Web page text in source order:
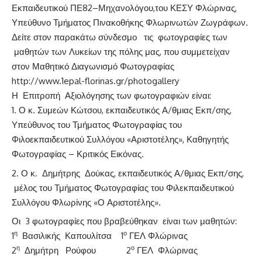
Εκπαιδευτικού ΠΕ82–Μηχανολόγου,του ΚΕΣΥ Φλώρινας,
Υπεύθυνο Τμήματος Πινακοθήκης Φλωρινωτών Ζωγράφων.
Δείτε στον παρακάτω σύνδεσμο
τις φωτογραφίες των
μαθητών των Λυκείων της πόλης μας, που συμμετείχαν
στον Μαθητικό Διαγωνισμό Φωτογραφίας
http://www.1epal-florinas.gr/photogallery
Η Επιτροπή Αξιολόγησης των φωτογραφιών είναι:
Ο κ. Συμεών Κώτσου, εκπαιδευτικός Α/θμιας Εκπ/σης,
Υπεύθυνος του Τμήματος Φωτογραφίας του
Φιλοεκπαιδευτικού Συλλόγου «Αριστοτέλης», Καθηγητής
Φωτογραφίας – Κριτικός Εικόνας.
Ο κ. Δημήτρης Δούκας, εκπαιδευτικός Α/θμιας Εκπ/σης,
μέλος του Τμήματος Φωτογραφίας του Φιλεκπαιδευτικού
Συλλόγου Φλωρίνης «Ο Αριστοτέλης».
Οι 3 φωτογραφίες που βραβεύθηκαν είναι των μαθητών:
1η Βασιλικής Καπουλίτσα 1ο ΓΕΛ Φλώρινας
2η Δημήτρη Ρούφου 2ο ΓΕΛ Φλώρινας